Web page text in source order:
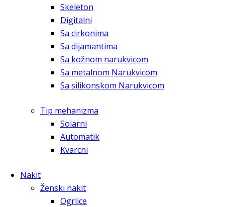
Skeleton
Digitalni
Sa cirkonima
Sa dijamantima
Sa kožnom narukvicom
Sa metalnom Narukvicom
Sa silikonskom Narukvicom
Tip mehanizma
Solarni
Automatik
Kvarcni
Nakit
Ženski nakit
Ogrlice